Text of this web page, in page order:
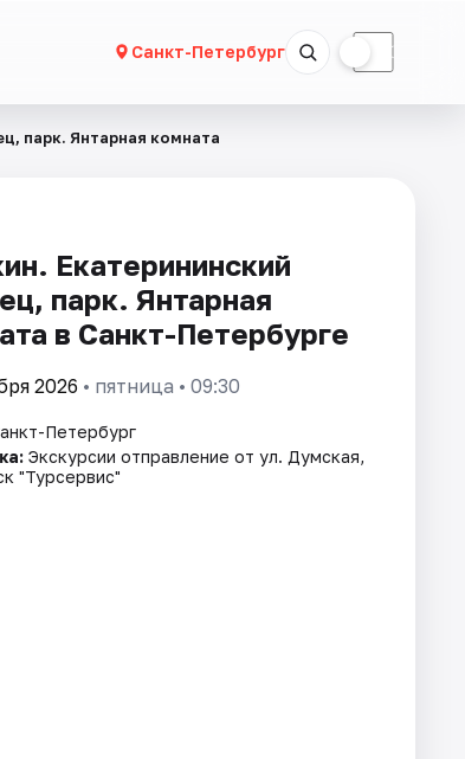
Санкт-Петербург ☾
парк. Янтарная комната
Екатерининский
парк. Янтарная
в Санкт-Петербурге
2026 • пятница • 09:30
Петербург
Экскурсии отправление от ул. Думская,
"Турсервис"